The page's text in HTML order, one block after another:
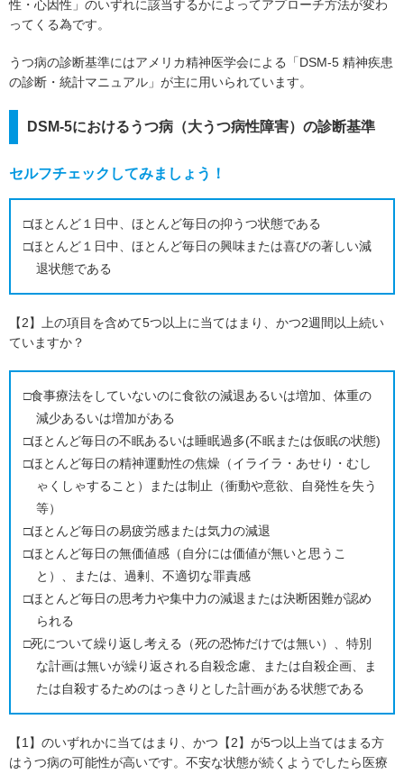
性・心因性」のいずれに該当するかによってアプローチ方法が変わ
ってくる為です。
うつ病の診断基準にはアメリカ精神医学会による「DSM-5 精神疾患
の診断・統計マニュアル」が主に用いられています。
DSM-5におけるうつ病（大うつ病性障害）の診断基準
セルフチェックしてみましょう！
□ほとんど１日中、ほとんど毎日の抑うつ状態である
□ほとんど１日中、ほとんど毎日の興味または喜びの著しい減
退状態である
【2】上の項目を含めて5つ以上に当てはまり、かつ2週間以上続い
ていますか？
□食事療法をしていないのに食欲の減退あるいは増加、体重の
減少あるいは増加がある
□ほとんど毎日の不眠あるいは睡眠過多(不眠または仮眠の状態)
□ほとんど毎日の精神運動性の焦燥（イライラ・あせり・むし
ゃくしゃすること）または制止（衝動や意欲、自発性を失う
等）
□ほとんど毎日の易疲労感または気力の減退
□ほとんど毎日の無価値感（自分には価値が無いと思うこ
と）、または、過剰、不適切な罪責感
□ほとんど毎日の思考力や集中力の減退または決断困難が認め
られる
□死について繰り返し考える（死の恐怖だけでは無い）、特別
な計画は無いが繰り返される自殺念慮、または自殺企画、ま
たは自殺するためのはっきりとした計画がある状態である
【1】のいずれかに当てはまり、かつ【2】が5つ以上当てはまる方
はうつ病の可能性が高いです。不安な状態が続くようでしたら医療